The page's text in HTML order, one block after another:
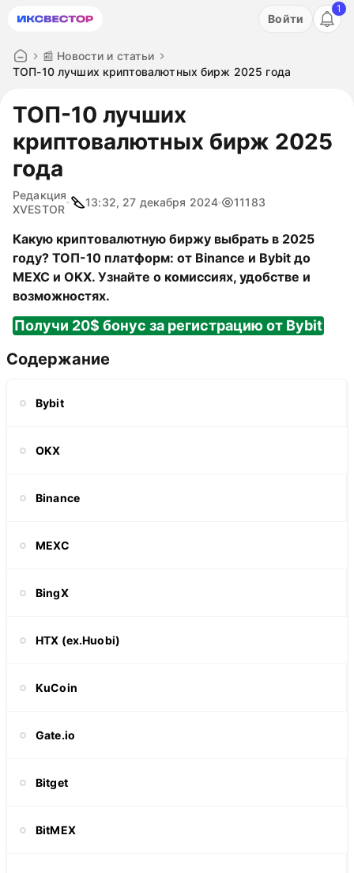
Акция: бесплатный пробный период на 3 дня!
Войти
1
📰 Новости и статьи
ТОП-10 лучших криптовалютных бирж 2025 года
ТОП-10 лучших
криптовалютных бирж 2025
года
Редакция
XVESTOR
13:32, 27 декабря 2024 11183
Какую криптовалютную биржу выбрать в 2025
году? ТОП-10 платформ: от Binance и Bybit до
MEXC и OKX. Узнайте о комиссиях, удобстве и
возможностях.
Получи 20$ бонус за регистрацию от Bybit
Содержание
Bybit
OKX
Binance
MEXC
BingX
HTX (ex.Huobi)
KuCoin
Gate.io
Bitget
BitMEX